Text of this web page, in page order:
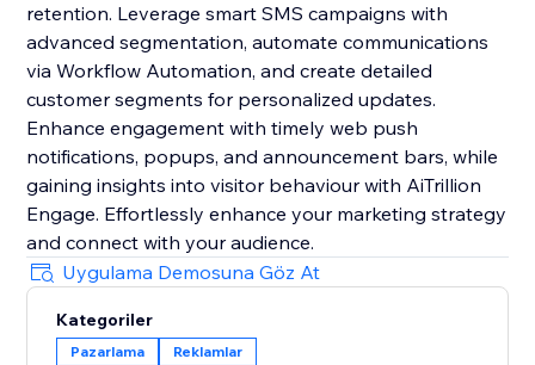
retention. Leverage smart SMS campaigns with
advanced segmentation, automate communications
via Workflow Automation, and create detailed
customer segments for personalized updates.
Enhance engagement with timely web push
notifications, popups, and announcement bars, while
gaining insights into visitor behaviour with AiTrillion
Engage. Effortlessly enhance your marketing strategy
and connect with your audience.
Uygulama Demosuna Göz At
Kategoriler
Pazarlama Reklamlar